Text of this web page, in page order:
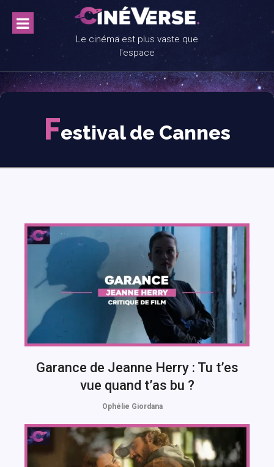
content
Le cinéma est plus vaste que
l'espace
Festival de Cannes
Garance de Jeanne Herry : Tu t’es
vue quand t’as bu ?
Ophélie Giordana